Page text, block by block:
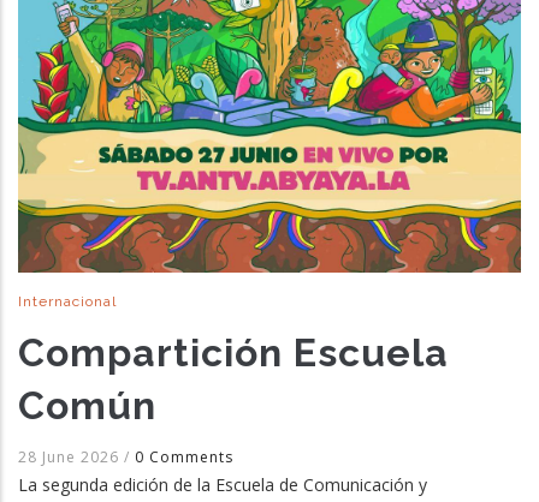
Internacional
Compartición Escuela
Común
28 June 2026 / 0 Comments
La segunda edición de la Escuela de Comunicación y